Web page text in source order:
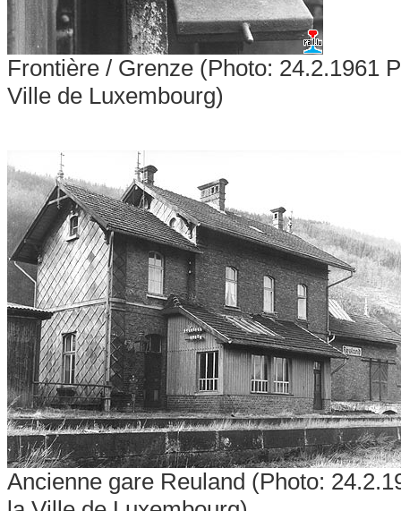
Frontière / Grenze (Photo: 24.2.1961
Ville de Luxembourg)
Ancienne gare Reuland (Photo: